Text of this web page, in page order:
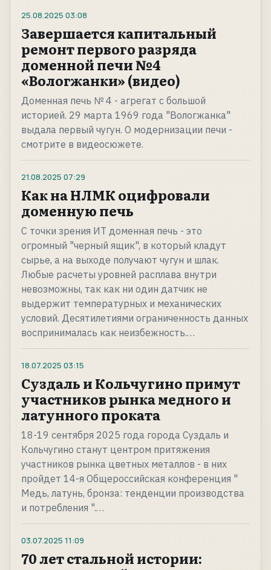
25.08.2025 03:08
Завершается капитальный
ремонт первого разряда
доменной печи №4
«Вологжанки» (видео)
Доменная печь № 4 - агрегат с большой
историей. 29 марта 1969 года "Вологжанка"
выдала первый чугун. О модернизации печи -
смотрите в видеосюжете.
21.08.2025 07:29
Как на НЛМК оцифровали
доменную печь
С точки зрения ИТ доменная печь - это
огромный "черный ящик", в который кладут
сырье, а на выходе получают чугун и шлак.
Любые расчеты уровней расплава внутри
невозможны, так как ни один датчик не
выдержит температурных и механических
условий. Десятилетиями ограниченность данных
воспринималась как неизбежность.…
18.07.2025 03:15
Суздаль и Кольчугино примут
участников рынка медного и
латунного проката
18-19 сентября 2025 года города Суздаль и
Кольчугино станут центром притяжения
участников рынка цветных металлов - в них
пройдет 14-я Общероссийская конференция "
Медь, латунь, бронза: тенденции производства
и потребления ".…
03.07.2025 11:09
70 лет стальной истории: